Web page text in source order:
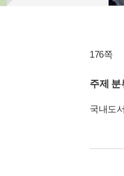
176쪽
주제 분
국내도